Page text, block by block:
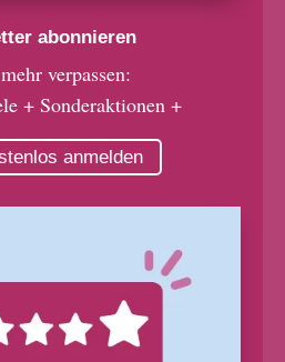
abonnieren
verpassen:
+ Sonderaktionen +
anmelden